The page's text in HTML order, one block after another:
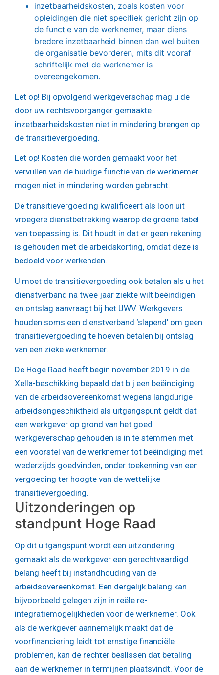
inzetbaarheidskosten, zoals kosten voor
opleidingen die niet specifiek gericht zijn op
de functie van de werknemer, maar diens
bredere inzetbaarheid binnen dan wel buiten
de organisatie bevorderen, mits dit vooraf
schriftelijk met de werknemer is
overeengekomen.
Let op! Bij opvolgend werkgeverschap mag u de
door uw rechtsvoorganger gemaakte
inzetbaarheidskosten niet in mindering brengen op
de transitievergoeding.
Let op! Kosten die worden gemaakt voor het
vervullen van de huidige functie van de werknemer
mogen niet in mindering worden gebracht.
De transitievergoeding kwalificeert als loon uit
vroegere dienstbetrekking waarop de groene tabel
van toepassing is. Dit houdt in dat er geen rekening
is gehouden met de arbeidskorting, omdat deze is
bedoeld voor werkenden.
U moet de transitievergoeding ook betalen als u het
dienstverband na twee jaar ziekte wilt beëindigen
en ontslag aanvraagt bij het UWV. Werkgevers
houden soms een dienstverband ‘slapend’ om geen
transitievergoeding te hoeven betalen bij ontslag
van een zieke werknemer.
De Hoge Raad heeft begin november 2019 in de
Xella-beschikking bepaald dat bij een beëindiging
van de arbeidsovereenkomst wegens langdurige
arbeidsongeschiktheid als uitgangspunt geldt dat
een werkgever op grond van het goed
werkgeverschap gehouden is in te stemmen met
een voorstel van de werknemer tot beëindiging met
wederzijds goedvinden, onder toekenning van een
vergoeding ter hoogte van de wettelijke
transitievergoeding.
Uitzonderingen op
standpunt Hoge Raad
Op dit uitgangspunt wordt een uitzondering
gemaakt als de werkgever een gerechtvaardigd
belang heeft bij instandhouding van de
arbeidsovereenkomst. Een dergelijk belang kan
bijvoorbeeld gelegen zijn in reële re-
integratiemogelijkheden voor de werknemer. Ook
als de werkgever aannemelijk maakt dat de
voorfinanciering leidt tot ernstige financiële
problemen, kan de rechter beslissen dat betaling
aan de werknemer in termijnen plaatsvindt. Voor de